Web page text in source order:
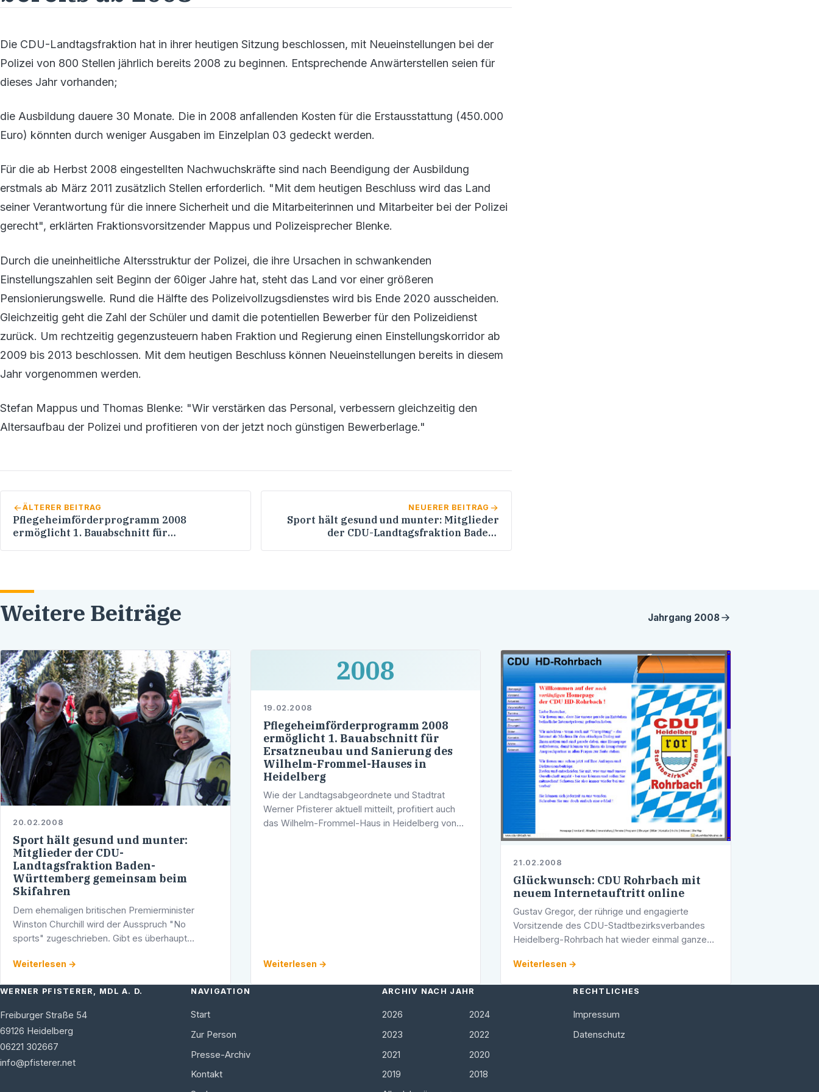
Die CDU-Landtagsfraktion hat in ihrer heutigen Sitzung beschlossen, mit Neueinstellungen bei der
Polizei von 800 Stellen jährlich bereits 2008 zu beginnen. Entsprechende Anwärterstellen seien für
dieses Jahr vorhanden;
die Ausbildung dauere 30 Monate. Die in 2008 anfallenden Kosten für die Erstausstattung (450.000
Euro) könnten durch weniger Ausgaben im Einzelplan 03 gedeckt werden.
Für die ab Herbst 2008 eingestellten Nachwuchskräfte sind nach Beendigung der Ausbildung
erstmals ab März 2011 zusätzlich Stellen erforderlich. "Mit dem heutigen Beschluss wird das Land
seiner Verantwortung für die innere Sicherheit und die Mitarbeiterinnen und Mitarbeiter bei der Polizei
gerecht", erklärten Fraktionsvorsitzender Mappus und Polizeisprecher Blenke.
Durch die uneinheitliche Altersstruktur der Polizei, die ihre Ursachen in schwankenden
Einstellungszahlen seit Beginn der 60iger Jahre hat, steht das Land vor einer größeren
Pensionierungswelle. Rund die Hälfte des Polizeivollzugsdienstes wird bis Ende 2020 ausscheiden.
Gleichzeitig geht die Zahl der Schüler und damit die potentiellen Bewerber für den Polizeidienst
zurück. Um rechtzeitig gegenzusteuern haben Fraktion und Regierung einen Einstellungskorridor ab
2009 bis 2013 beschlossen. Mit dem heutigen Beschluss können Neueinstellungen bereits in diesem
Jahr vorgenommen werden.
Stefan Mappus und Thomas Blenke: "Wir verstärken das Personal, verbessern gleichzeitig den
Altersaufbau der Polizei und profitieren von der jetzt noch günstigen Bewerberlage."
ÄLTERER BEITRAG
Pflegeheimförderprogramm 2008
ermöglicht 1. Bauabschnitt für
NEUERER BEITRAG
Sport hält gesund und munter: Mitglieder
der CDU-Landtagsfraktion Baden-
Weitere Beiträge Jahrgang 2008
20.02.2008
Sport hält gesund und munter:
Mitglieder der CDU-
Landtagsfraktion Baden-
Württemberg gemeinsam beim
Skifahren
Dem ehemaligen britischen Premierminister
Winston Churchill wird der Ausspruch "No
sports" zugeschrieben. Gibt es überhaupt
württembergischen CDU-Landtagsfraktion auf
Weiterlesen →
2008
19.02.2008
Pflegeheimförderprogramm 2008
ermöglicht 1. Bauabschnitt für
Ersatzneubau und Sanierung des
Wilhelm-Frommel-Hauses in
Heidelberg
Wie der Landtagsabgeordnete und Stadtrat
Werner Pfisterer aktuell mitteilt, profitiert auch
das Wilhelm-Frommel-Haus in Heidelberg von
Weiterlesen →
21.02.2008
Glückwunsch: CDU Rohrbach mit
neuem Internetauftritt online
Gustav Gregor, der rührige und engagierte
Vorsitzende des CDU-Stadtbezirksverbandes
Heidelberg-Rohrbach hat wieder einmal ganze
ist online.
Weiterlesen →
WERNER PFISTERER, MDL A. D.
Freiburger Straße 54
69126 Heidelberg
06221 302667
info@pfisterer.net
NAVIGATION
Start
Zur Person
Presse-Archiv
Kontakt
ARCHIV NACH JAHR
2026
2024
2023
2022
2021
2020
2019
2018
RECHTLICHES
Impressum
Datenschutz